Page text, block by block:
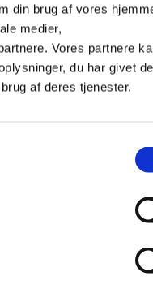
din brug af vores
medier,
Vores partnere
du har givet
af deres tjenester.
hurtigt og
at de